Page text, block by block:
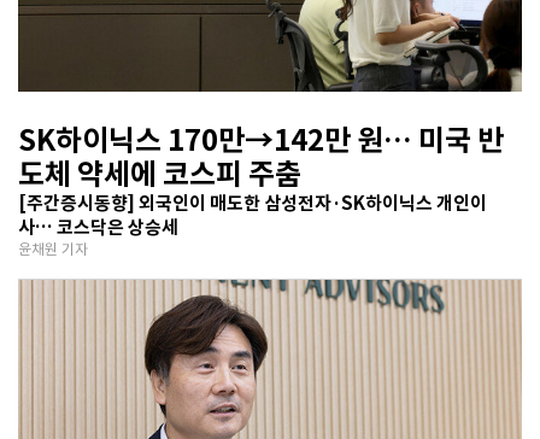
SK하이닉스 170만→142만 원… 미국 반
도체 약세에 코스피 주춤
[주간증시동향] 외국인이 매도한 삼성전자·SK하이닉스 개인이
사… 코스닥은 상승세
윤채원 기자